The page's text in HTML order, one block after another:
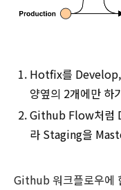
Hotfix를 Develop,
양옆의 2개에만 하
Github Flow처럼
라 Staging을
Github 워크플로우에